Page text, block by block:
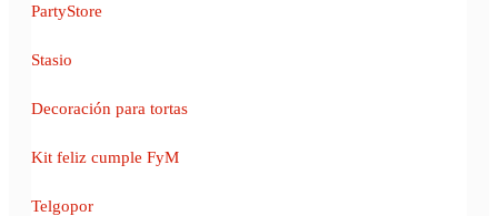
PartyStore
Stasio
Decoración para tortas
Kit feliz cumple FyM
Telgopor